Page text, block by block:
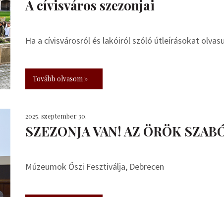
A cívisváros szezonjai
Ha a cívisvárosról és lakóiról szóló útleírásokat
Tovább olvasom »
2025. szeptember 30.
SZEZONJA VAN! AZ ÖRÖK
Múzeumok Őszi Fesztiválja, Debrecen